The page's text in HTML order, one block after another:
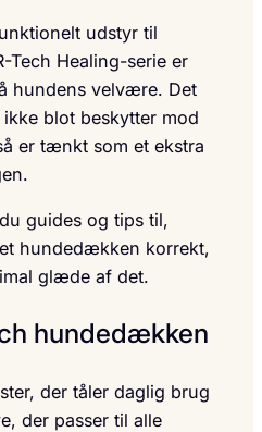
udstyr til
Tech Healing-serie er
hundens velvære. Det
blot beskytter mod
er tænkt som et ekstra
guides og tips til,
hundedækken korrekt,
glæde af det.
hundedækken
der tåler daglig brug
der passer til alle